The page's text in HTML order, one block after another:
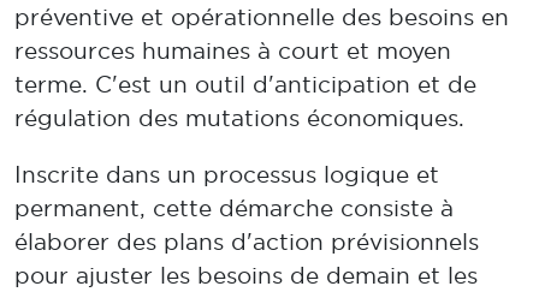
préventive et opérationnelle des besoins en
ressources humaines à court et moyen
terme. C'est un outil d'anticipation et de
régulation des mutations économiques.
Inscrite dans un processus logique et
permanent, cette démarche consiste à
élaborer des plans d'action prévisionnels
pour ajuster les besoins de demain et les